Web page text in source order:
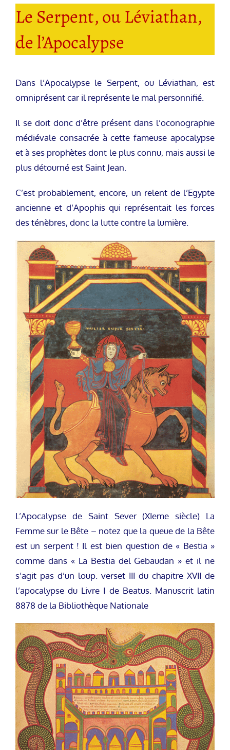
Le Serpent, ou Léviathan,
de l’Apocalypse
Dans l’Apocalypse le Serpent, ou Léviathan, est
omniprésent car il représente le mal personnifié.
Il se doit donc d’être présent dans l’oconographie
médiévale consacrée à cette fameuse apocalypse
et à ses prophètes dont le plus connu, mais aussi le
plus détourné est Saint Jean.
C’est probablement, encore, un relent de l’Egypte
ancienne et d’Apophis qui représentait les forces
des ténèbres, donc la lutte contre la lumière.
L’Apocalypse de Saint Sever (XIeme siècle) La
Femme sur le Bête – notez que la queue de la Bête
est un serpent ! Il est bien question de « Bestia »
comme dans « La Bestia del Gebaudan » et il ne
s’agit pas d’un loup. verset III du chapitre XVII de
l’apocalypse du Livre I de Beatus. Manuscrit latin
8878 de la Bibliothèque Nationale